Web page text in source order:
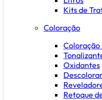
Kits de
Coloração
Oxidantes
Retoque